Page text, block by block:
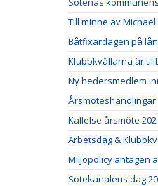
Till minne av Michael
Båtfixardagen på
Klubbkvällarna är
Ny hedersmedlem
Årsmöteshandlingar
Kallelse årsmöte
Arbetsdag &
Miljöpolicy antagen
Sotekanalens dag